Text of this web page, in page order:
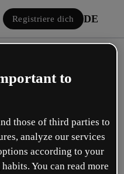
Registriere dich DE
to
those of third parties to
analyze our services
according to your
You can read more